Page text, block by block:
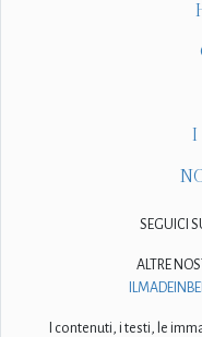
I
SEGUICI
ALTRE
I contenuti, i testi, le